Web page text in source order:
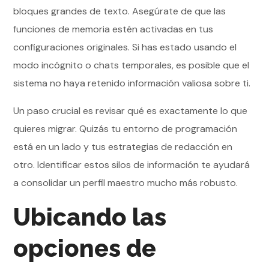
bloques grandes de texto. Asegúrate de que las
funciones de memoria estén activadas en tus
configuraciones originales. Si has estado usando el
modo incógnito o chats temporales, es posible que el
sistema no haya retenido información valiosa sobre ti.
Un paso crucial es revisar qué es exactamente lo que
quieres migrar. Quizás tu entorno de programación
está en un lado y tus estrategias de redacción en
otro. Identificar estos silos de información te ayudará
a consolidar un perfil maestro mucho más robusto.
Ubicando las
opciones de